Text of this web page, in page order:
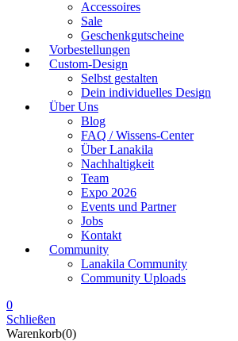
Accessoires
Sale
Geschenkgutscheine
Vorbestellungen
Custom-Design
Selbst gestalten
Dein individuelles Design
Über Uns
Blog
FAQ / Wissens-Center
Über Lanakila
Nachhaltigkeit
Team
Expo 2026
Events und Partner
Jobs
Kontakt
Community
Lanakila Community
Community Uploads
0
Schließen
Warenkorb(0)